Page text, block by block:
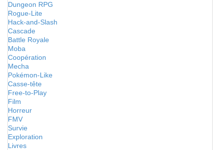
Dungeon RPG
Rogue-Lite
Hack-and-Slash
Cascade
Battle Royale
Moba
Coopération
Mecha
Pokémon-Like
Casse-tête
Free-to-Play
Film
Horreur
FMV
Survie
Exploration
Livres